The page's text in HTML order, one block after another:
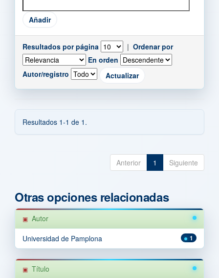
Resultados por página | Ordenar por
En orden
Autor/registro
Resultados 1-1 de 1.
Anterior 1 Siguiente
Otras opciones relacionadas
Autor
1
Universidad de Pamplona
Título